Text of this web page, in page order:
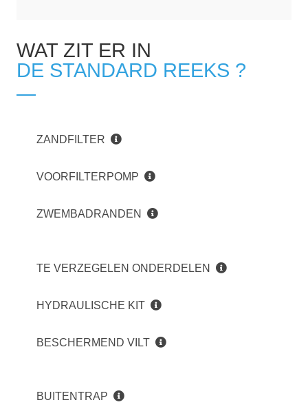
WAT ZIT ER IN
DE STANDARD REEKS ?
ZANDFILTER
VOORFILTERPOMP
ZWEMBADRANDEN
TE VERZEGELEN ONDERDELEN
HYDRAULISCHE KIT
BESCHERMEND VILT
BUITENTRAP